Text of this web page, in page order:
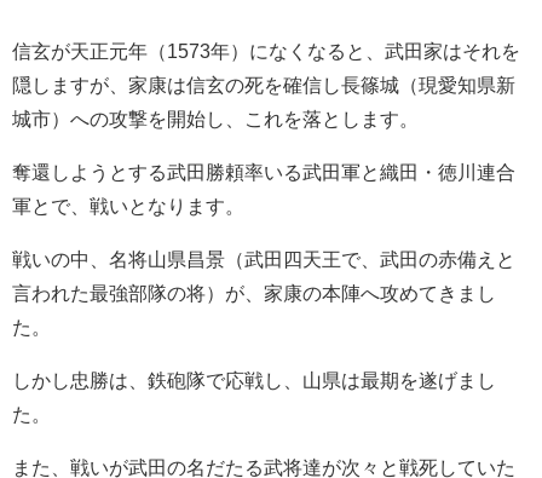
信玄が天正元年（1573年）になくなると、武田家はそれを
隠しますが、家康は信玄の死を確信し長篠城（現愛知県新
城市）への攻撃を開始し、これを落とします。
奪還しようとする武田勝頼率いる武田軍と織田・徳川連合
軍とで、戦いとなります。
戦いの中、名将山県昌景（武田四天王で、武田の赤備えと
言われた最強部隊の将）が、家康の本陣へ攻めてきまし
た。
しかし忠勝は、鉄砲隊で応戦し、山県は最期を遂げまし
た。
また、戦いが武田の名だたる武将達が次々と戦死していた